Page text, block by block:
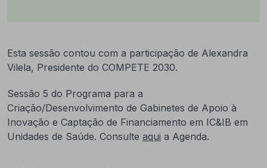
Esta sessão contou com a participação de Alexandra
Vilela, Presidente do COMPETE 2030.
Sessão 5 do Programa para a
Criação/Desenvolvimento de Gabinetes de Apoio à
Inovação e Captação de Financiamento em IC&IB em
Unidades de Saúde. Consulte aqui a Agenda.